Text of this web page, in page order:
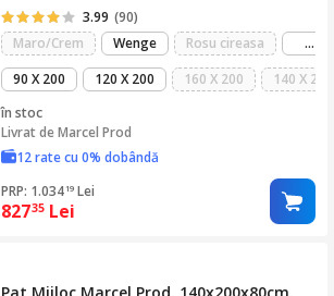
3.99 (90)
Maro/Crem
Wenge Rosu cireasa ...
90 X 200 120 X 200 160 X 200
140 X 200
în stoc
Livrat deMarcel Prod
12 rate cu 0% dobândă
PRP: 1.03419 Lei
82735 Lei
Pat Mijloc Marcel Prod, 140x200x80cm,